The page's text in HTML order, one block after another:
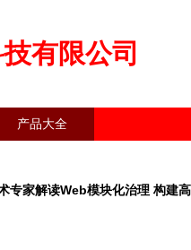
有限公司
产品大全
专家解读Web模块化治理 构建高